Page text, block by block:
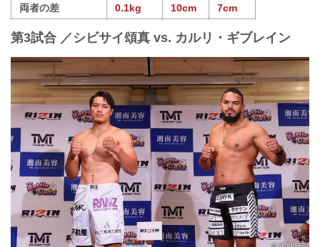
両者の差
0.1kg 10cm 7cm
第3試合 ／シビサイ頌真 vs. カルリ・ギブレイン